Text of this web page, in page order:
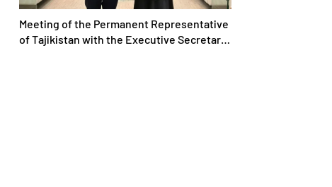
Meeting of the Permanent Representative
of Tajikistan with the Executive Secretary